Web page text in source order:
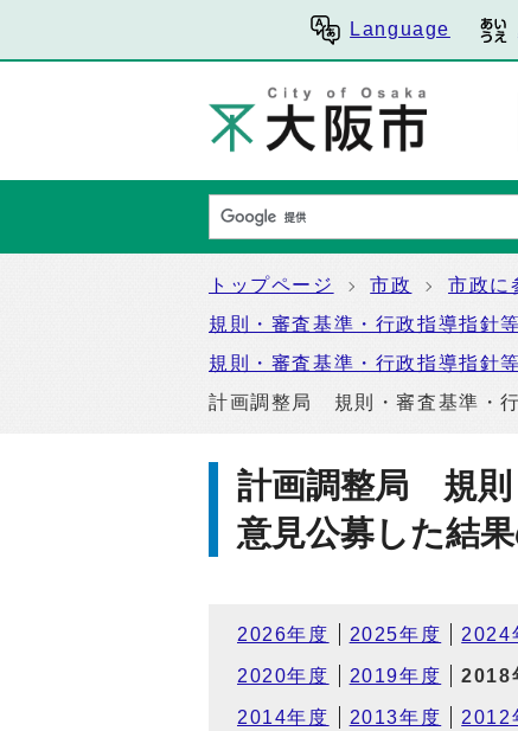
Language
トップページ 市政 市政に
規則・審査基準・行政指導指針
規則・審査基準・行政指導指針
計画調整局 規則・審査基準・
計画調整局 規則
意見公募した結
2026年度 2025年度 2024
2020年度 2019年度 2018
2014年度 2013年度 2012